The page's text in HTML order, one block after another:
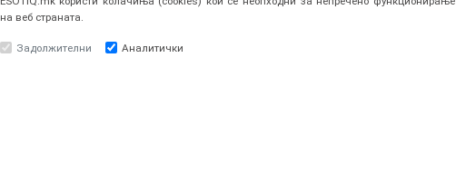
на веб страната.
Задолжителни Аналитички